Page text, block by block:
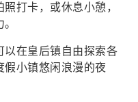
打卡，或休息小憩，
在皇后镇自由探索各
小镇悠闲浪漫的夜